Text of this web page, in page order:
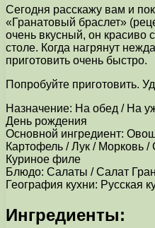
Сегодня расскажу вам и
«Гранатовый браслет»
очень вкусный, он красиво
столе. Когда нагрянут
приготовить очень быстро.
Попробуйте приготовить.
Назначение: На обед / На
День рождения
Основной ингредиент:
Картофель / Лук / Морковь /
Куриное филе
Блюдо: Салаты / Салат
География кухни: Русская
Ингредиенты: